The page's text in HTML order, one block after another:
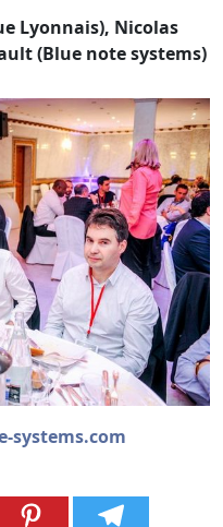
Lyonnais), Nicolas
(Blue note systems)
systems.com